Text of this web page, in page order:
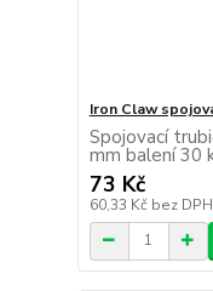
Iron Claw
Spojovací
mm balení 30
73 Kč
60,33 Kč bez DPH